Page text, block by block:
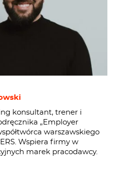
konsultant, trener i
„Employer
warszawskiego
Wspiera firmy w
marek pracodawcy.